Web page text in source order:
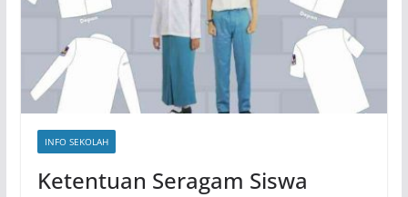
INFO SEKOLAH
Ketentuan Seragam Siswa